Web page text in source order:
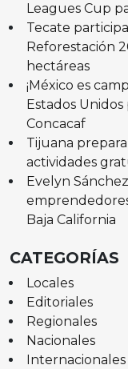
Leagues Cup
Tecate
Reforestación
hectáreas
¡México es
Estados
Concacaf
Tijuana
actividades
Evelyn
Baja California
CATEGORÍAS
Locales
Editoriales
Regionales
Nacionales
Internacionales